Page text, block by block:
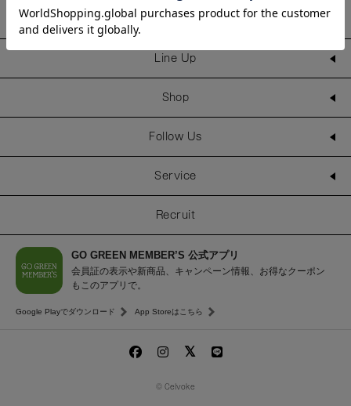
Information
Line Up
Shop
Follow Us
Service
Recruit
GO GREEN MEMBER’S 公式アプリ
会員証の表示や新商品、キャンペーン情報、お得なクーポン
もこのアプリで。
Google Playでダウンロード App Storeはこちら
© Celvoke